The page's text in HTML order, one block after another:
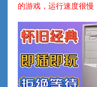
的游戏，运行速度很慢